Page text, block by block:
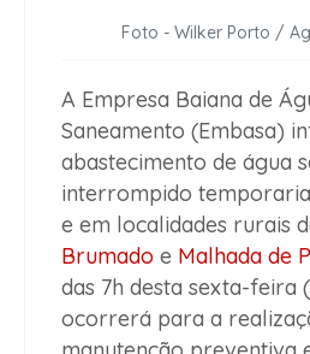
Foto - Wilker Porto /
A Empresa Baiana de
Saneamento (Embasa)
abastecimento de água
interrompido
e em localidades rurais
Brumado e Malhada de
das 7h desta sexta-feira
ocorrerá para a